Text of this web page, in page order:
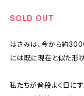
SOLD OUT
はさみは、今から約
には既に現在と似た形
私たちが普段よく目に